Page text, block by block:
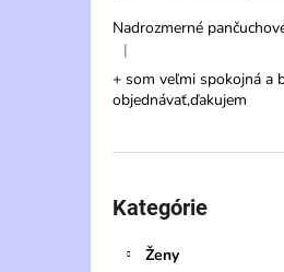
Hodnotenie produktu je
|
+ som veľmi spokojná a
objednávať,ďakujem
kategórie
Kategórie
Ženy